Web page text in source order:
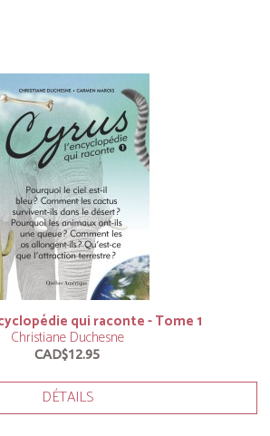
qui raconte - Tome 1
Christiane Duchesne
CAD$12.95
DÉTAILS